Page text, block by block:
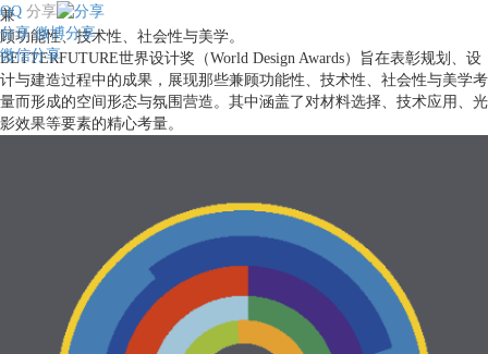
分享
QQ
分享 微博分享
微信分享
兼
顾功能性、技术性、社会性与美学。
BETTERFUTURE世界设计奖（World Design Awards）旨在表彰规划、设
计与建造过程中的成果，展现那些兼顾功能性、技术性、社会性与美学考
量而形成的空间形态与氛围营造。其中涵盖了对材料选择、技术应用、光
影效果等要素的精心考量。